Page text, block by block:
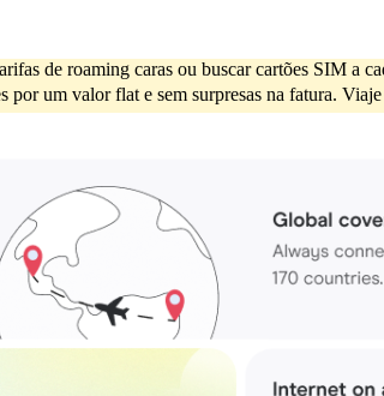
de roaming caras ou buscar cartões SIM a
um valor flat e sem surpresas na fatura.